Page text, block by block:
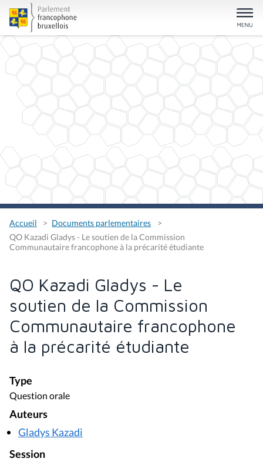
Accueil
Documents parlementaires
QO Kazadi Gladys - Le soutien de la Commission
Communautaire francophone à la précarité étudiante
QO Kazadi Gladys - Le
soutien de la Commission
Communautaire francophone
à la précarité étudiante
Type
Question orale
Auteurs
Gladys Kazadi
Session